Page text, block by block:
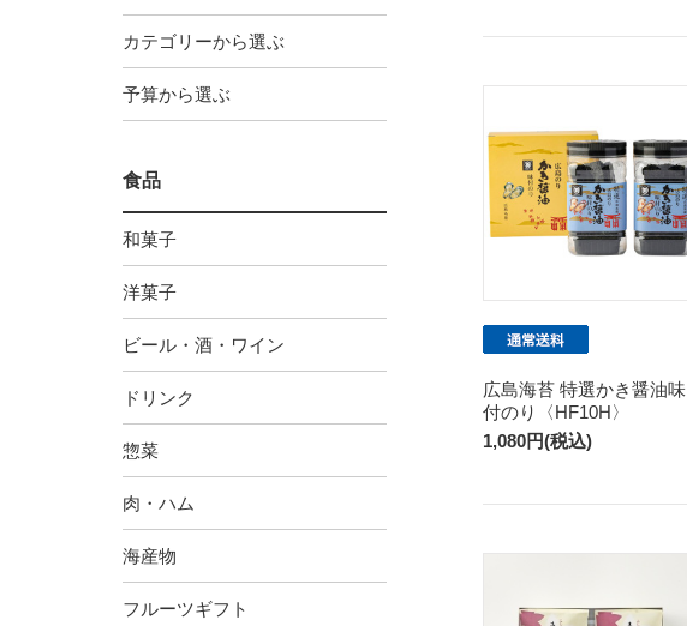
カテゴリーから選ぶ
予算から選ぶ
食品
和菓子
洋菓子
ビール・酒・ワイン
ドリンク
惣菜
肉・ハム
海産物
フルーツギフト
広島海苔 特選かき醤油味
付のり〈HF10H〉
1,080円(税込)